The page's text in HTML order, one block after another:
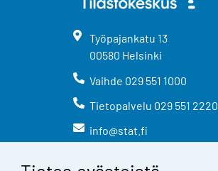
Työpajankatu 13
00580 Helsinki
Vaihde 029 551 1000
Tietopalvelu 029 551 2220
info@stat.fi